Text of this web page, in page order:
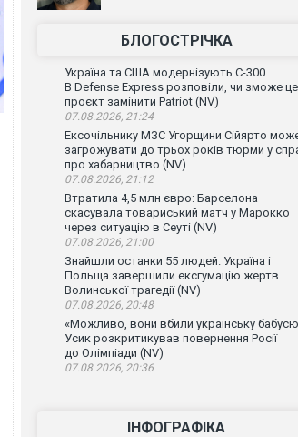
БЛОГОСТРІЧКА
Україна та США модернізують С-300.
В Defense Express розповіли, чи зможе
проєкт замінити Patriot (NV)
07.08.2026, 21:24
Ексочільнику МЗС Угорщини Сійярто
загрожувати до трьох років тюрми у
про хабарництво (NV)
07.08.2026, 21:12
Втратила 4,5 млн євро: Барселона
скасувала товариський матч у Марокко
через ситуацію в Сеуті (NV)
07.08.2026, 21:00
Знайшли останки 55 людей. Україна і
Польща завершили ексгумацію жертв
Волинської трагедії (NV)
07.08.2026, 20:48
«Можливо, вони вбили українську
Усик розкритикував повернення Росії
до Олімпіади (NV)
07.08.2026, 20:36
ІНФОГРАФІКА